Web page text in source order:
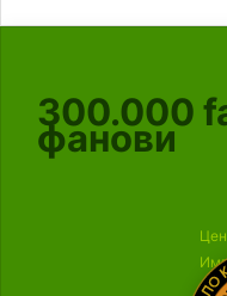
300.000
фанови